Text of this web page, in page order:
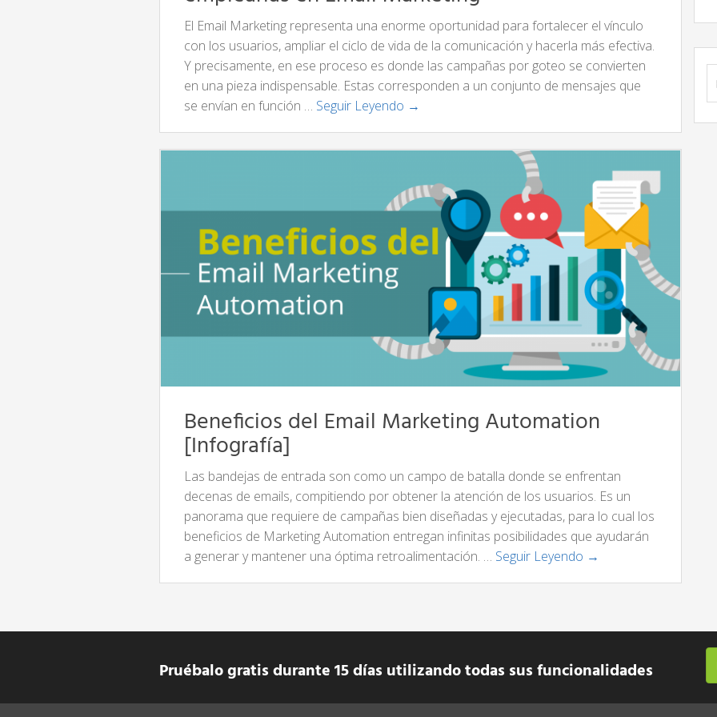
El Email Marketing representa una enorme oportunidad para fortalecer el vínculo
con los usuarios, ampliar el ciclo de vida de la comunicación y hacerla más efectiva.
Y precisamente, en ese proceso es donde las campañas por goteo se convierten
en una pieza indispensable. Estas corresponden a un conjunto de mensajes que
se envían en función … Seguir Leyendo →
Beneficios del Email Marketing Automation
[Infografía]
Las bandejas de entrada son como un campo de batalla donde se enfrentan
decenas de emails, compitiendo por obtener la atención de los usuarios. Es un
panorama que requiere de campañas bien diseñadas y ejecutadas, para lo cual los
beneficios de Marketing Automation entregan infinitas posibilidades que ayudarán
a generar y mantener una óptima retroalimentación. … Seguir Leyendo →
Pruébalo gratis durante 15 días utilizando todas sus funcionalidades